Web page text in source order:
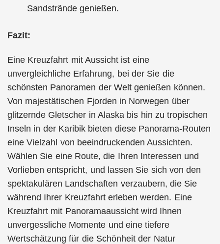
Sandstrände genießen.
Fazit:
Eine Kreuzfahrt mit Aussicht ist eine
unvergleichliche Erfahrung, bei der Sie die
schönsten Panoramen der Welt genießen können.
Von majestätischen Fjorden in Norwegen über
glitzernde Gletscher in Alaska bis hin zu tropischen
Inseln in der Karibik bieten diese Panorama-Routen
eine Vielzahl von beeindruckenden Aussichten.
Wählen Sie eine Route, die Ihren Interessen und
Vorlieben entspricht, und lassen Sie sich von den
spektakulären Landschaften verzaubern, die Sie
während Ihrer Kreuzfahrt erleben werden. Eine
Kreuzfahrt mit Panoramaaussicht wird Ihnen
unvergessliche Momente und eine tiefere
Wertschätzung für die Schönheit der Natur